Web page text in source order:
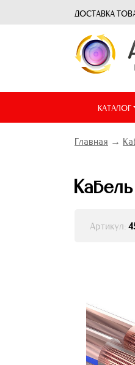
ДОСТАВКА
КАТАЛОГ
Главная →
Артикул: